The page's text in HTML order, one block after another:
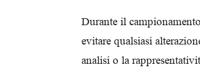
Durante il
evitare qualsiasi
analisi o la